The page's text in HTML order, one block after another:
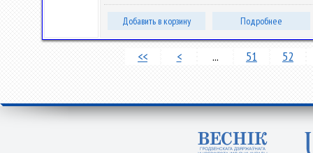
Добавить в корзину Подробнее
<< < ... 51 52